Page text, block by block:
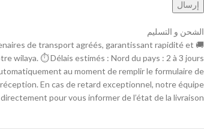
الشحن و التسليم
de transport agréés, garantissant rapidité et
wilaya. ⏱ Délais estimés : Nord du pays : 2 à 3 jours
au moment de remplir le formulaire de
En cas de retard exceptionnel, notre équipe
pour vous informer de l’état de la livraison.